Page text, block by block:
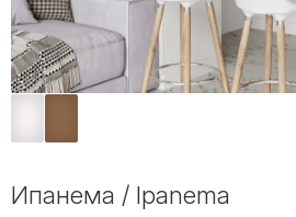
Ипанема / Ipanema